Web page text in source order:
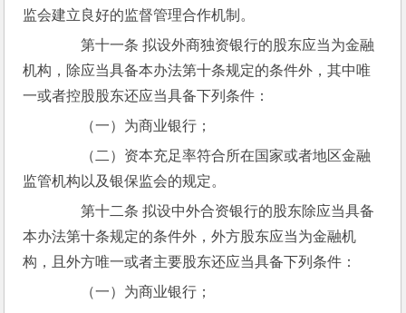
监会建立良好的监督管理合作机制。
第十一条 拟设外商独资银行的股东应当为金融
机构，除应当具备本办法第十条规定的条件外，其中唯
一或者控股股东还应当具备下列条件：
（一）为商业银行；
（二）资本充足率符合所在国家或者地区金融
监管机构以及银保监会的规定。
第十二条 拟设中外合资银行的股东除应当具备
本办法第十条规定的条件外，外方股东应当为金融机
构，且外方唯一或者主要股东还应当具备下列条件：
（一）为商业银行；